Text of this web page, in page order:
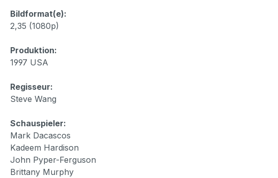
Bildformat(e):
2,35 (1080p)
Produktion:
1997 USA
Regisseur:
Steve Wang
Schauspieler:
Mark Dacascos
Kadeem Hardison
John Pyper-Ferguson
Brittany Murphy